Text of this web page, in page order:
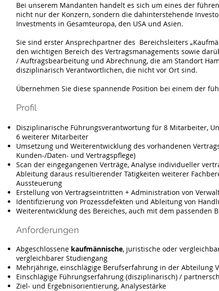
Bei unserem Mandanten handelt es sich um eines der
nicht nur der Konzern, sondern die dahinterstehende
Investments in Gesamteuropa, den USA und Asien.
Sie sind erster Ansprechpartner des Bereichsleiters
den wichtigen Bereich des Vertragsmanagements sowie
/ Auftragsbearbeitung und Abrechnung, die am Standort
disziplinarisch Verantwortlichen, die nicht vor Ort sind.
Übernehmen Sie diese spannende Position bei einem der
Profil
Disziplinarische Führungsverantwortung für 8 Mitarbeiter,
6 weiterer Mitarbeiter
Umsetzung und Weiterentwicklung des vorhandenen
Kunden-/Daten- und Vertragspflege)
Scan der eingegangenen Verträge, Analyse individueller
Ableitung daraus resultierender Tätigkeiten weiterer
Aussteuerung
Erstellung von Vertragseintritten + Administration von
Identifizierung von Prozessdefekten und Ableitung von
Weiterentwicklung des Bereiches, auch mit dem
Anforderungen
Abgeschlossene kaufmännische, juristische oder
vergleichbarer Studiengang
Mehrjährige, einschlägige Berufserfahrung in der Abteilung
Einschlägige Führungserfahrung (disziplinarisch) /
Ziel- und Ergebnisorientierung, Analysestärke